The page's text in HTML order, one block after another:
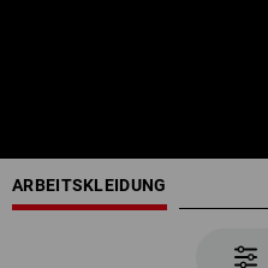
ARBEITSKLEIDUNG